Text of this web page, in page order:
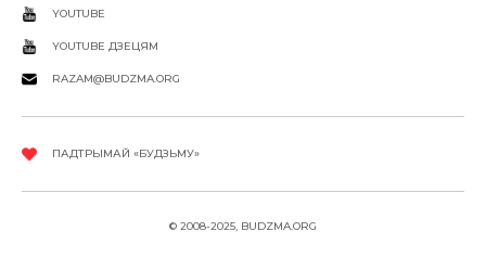
YOUTUBE
YOUTUBE ДЗЕЦЯМ
RAZAM@BUDZMA.ORG
ПАДТРЫМАЙ «БУДЗЬМУ»
© 2008-2025, BUDZMA.ORG